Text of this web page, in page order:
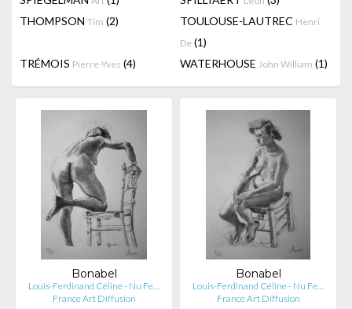
THOMPSON Tim (2) TOULOUSE-LAUTREC Henri
De (1)
TRÉMOIS Pierre-Yves (4) WATERHOUSE John William (1)
Bonabel
Louis-Ferdinand Céline - Nu Fe…
France Art Diffusion
Bonabel
Louis-Ferdinand Céline - Nu Fe…
France Art Diffusion